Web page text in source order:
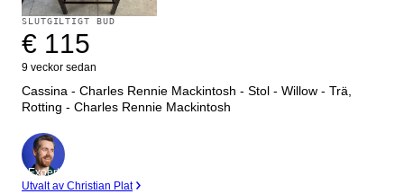
SLUTGILTIGT BUD
€ 115
9 veckor sedan
Cassina - Charles Rennie Mackintosh - Stol - Willow - Trä,
Rotting - Charles Rennie Mackintosh
Expert
Utvalt av Christian Plat